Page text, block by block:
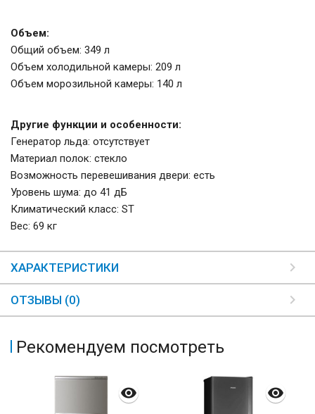
Объем:
Общий объем: 349 л
Объем холодильной камеры: 209 л
Объем морозильной камеры: 140 л
Другие функции и особенности:
Генератор льда: отсутствует
Материал полок: стекло
Возможность перевешивания двери: есть
Уровень шума: до 41 дБ
Климатический класс: ST
Вес: 69 кг
ХАРАКТЕРИСТИКИ
ОТЗЫВЫ (0)
Рекомендуем посмотреть